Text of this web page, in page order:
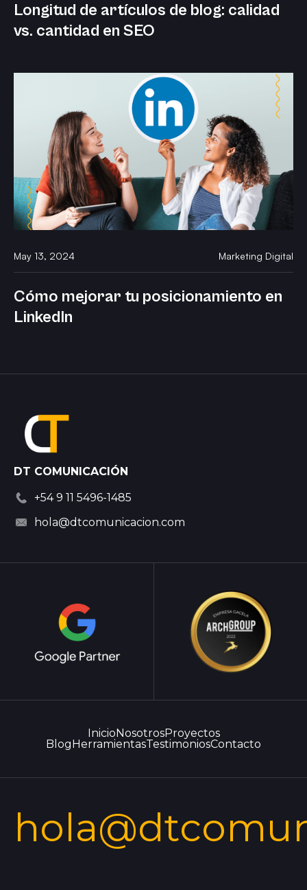
Longitud de artículos de blog: calidad
vs. cantidad en SEO
May 13, 2024 Marketing Digital
Cómo mejorar tu posicionamiento en
LinkedIn
DT COMUNICACIÓN
+54 9 11 5496-1485
hola@dtcomunicacion.com
InicioNosotrosProyectos
BlogHerramientasTestimoniosContacto